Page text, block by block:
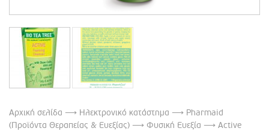
Αρχική σελίδα ⟶ Ηλεκτρονικό κατάστημα ⟶ Pharmaid
(Προϊόντα Θεραπείας & Ευεξίας) ⟶ Φυσική Ευεξία ⟶ Active